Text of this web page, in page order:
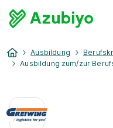
Ausbildung
Ausbildung zum/zur